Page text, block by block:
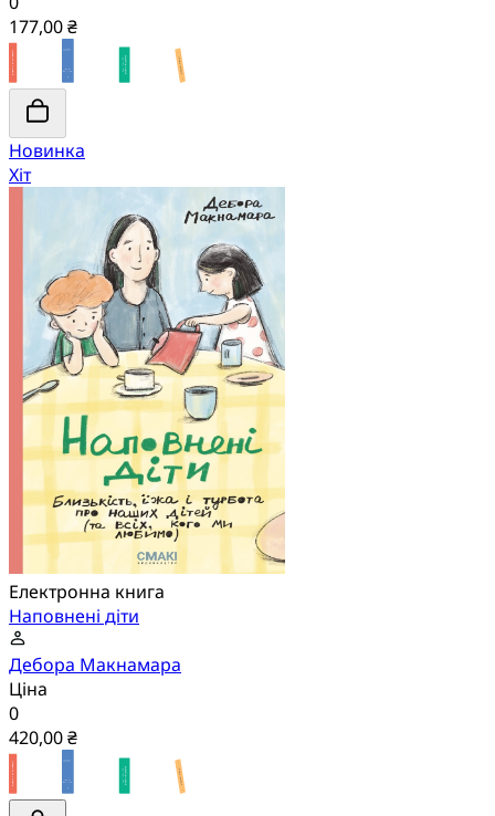
177,00 ₴
Новинка
Хіт
Електронна книга
Наповнені діти
Дебора Макнамара
Ціна
0
420,00 ₴